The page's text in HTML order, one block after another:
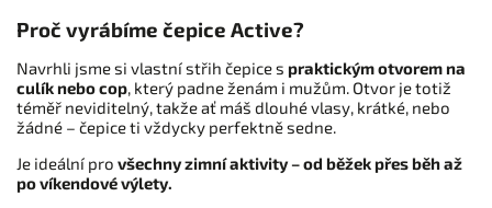
Proč vyrábíme čepice Active?
Navrhli jsme si vlastní střih čepice s praktickým otvorem na
culík nebo cop, který padne ženám i mužům. Otvor je totiž
téměř neviditelný, takže ať máš dlouhé vlasy, krátké, nebo
žádné – čepice ti vždycky perfektně sedne.
Je ideální pro všechny zimní aktivity – od běžek přes běh až
po víkendové výlety.